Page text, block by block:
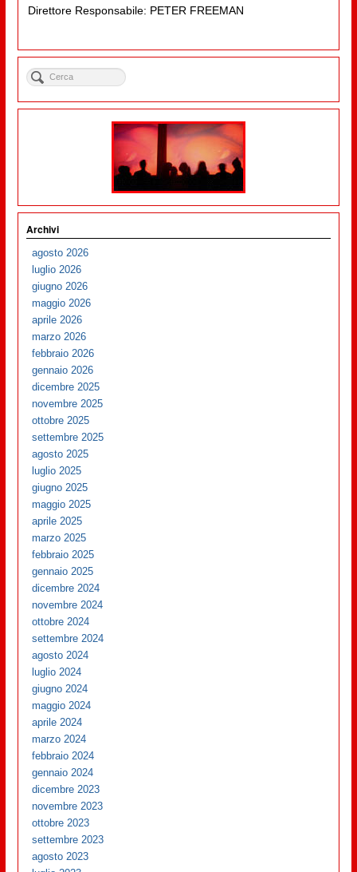
Direttore Responsabile: PETER FREEMAN
Archivi
agosto 2026
luglio 2026
giugno 2026
maggio 2026
aprile 2026
marzo 2026
febbraio 2026
gennaio 2026
dicembre 2025
novembre 2025
ottobre 2025
settembre 2025
agosto 2025
luglio 2025
giugno 2025
maggio 2025
aprile 2025
marzo 2025
febbraio 2025
gennaio 2025
dicembre 2024
novembre 2024
ottobre 2024
settembre 2024
agosto 2024
luglio 2024
giugno 2024
maggio 2024
aprile 2024
marzo 2024
febbraio 2024
gennaio 2024
dicembre 2023
novembre 2023
ottobre 2023
settembre 2023
agosto 2023